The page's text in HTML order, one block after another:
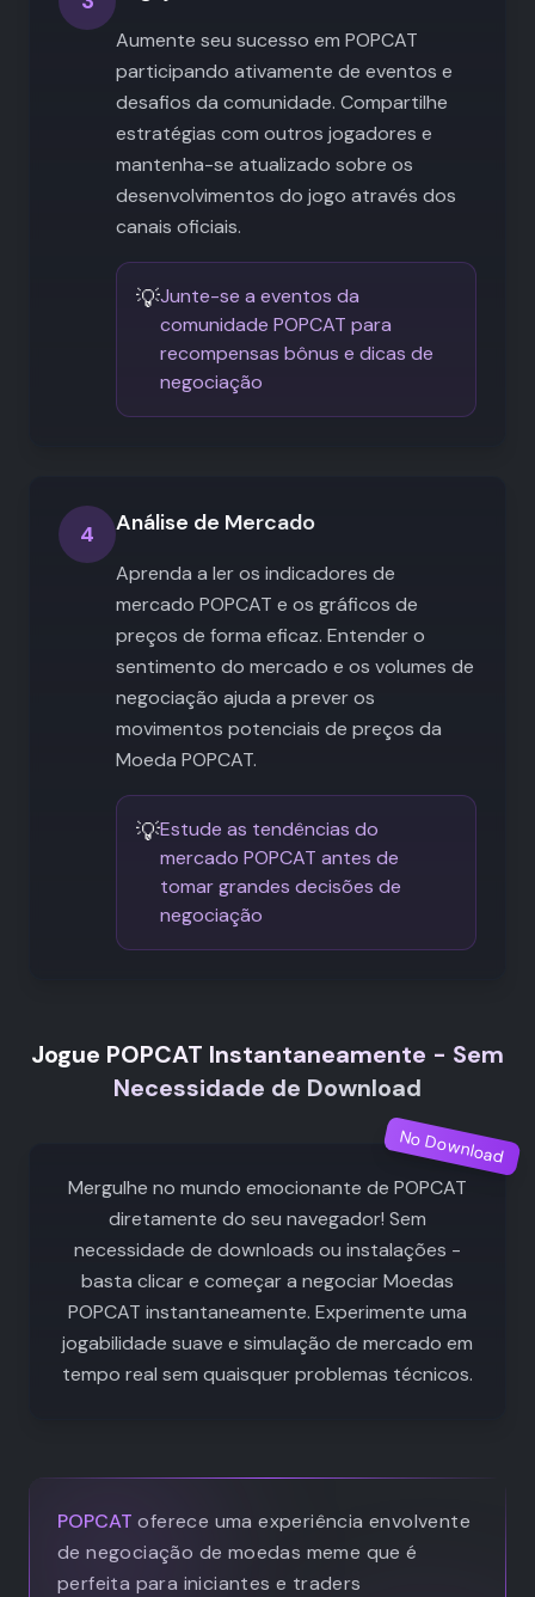
Aumente seu sucesso em POPCAT
participando ativamente de eventos e
desafios da comunidade. Compartilhe
estratégias com outros jogadores e
mantenha-se atualizado sobre os
desenvolvimentos do jogo através dos
canais oficiais.
💡Junte-se a eventos da
comunidade POPCAT para
recompensas bônus e dicas de
negociação
4 Análise de Mercado
Aprenda a ler os indicadores de
mercado POPCAT e os gráficos de
preços de forma eficaz. Entender o
sentimento do mercado e os volumes de
negociação ajuda a prever os
movimentos potenciais de preços da
Moeda POPCAT.
💡Estude as tendências do
mercado POPCAT antes de
tomar grandes decisões de
negociação
Jogue POPCAT Instantaneamente - Sem
Necessidade de Download
No Download
Mergulhe no mundo emocionante de POPCAT
diretamente do seu navegador! Sem
necessidade de downloads ou instalações -
basta clicar e começar a negociar Moedas
POPCAT instantaneamente. Experimente uma
jogabilidade suave e simulação de mercado em
tempo real sem quaisquer problemas técnicos.
POPCAT oferece uma experiência envolvente
de negociação de moedas meme que é
perfeita para iniciantes e traders